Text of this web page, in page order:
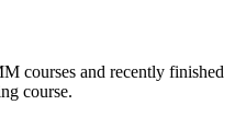
courses and recently finished
course.